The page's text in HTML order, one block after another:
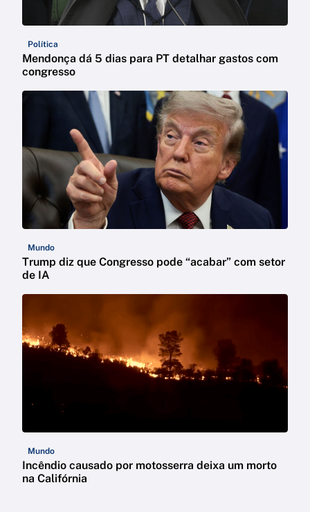
Política
Mendonça dá 5 dias para PT detalhar gastos com
congresso
Mundo
Trump diz que Congresso pode “acabar” com setor
de IA
Mundo
Incêndio causado por motosserra deixa um morto
na Califórnia